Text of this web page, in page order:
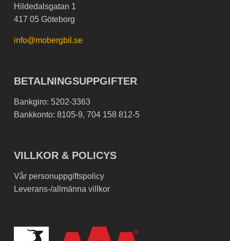
Hildedalsgatan 1
417 05 Göteborg
info@mobergbil.se
BETALNINGSUPPGIFTER
Bankgiro: 5202-3363
Bankkonto: 8105-9, 704 158 812-5
VILLKOR & POLICYS
Vår personuppgiftspolicy
Leverans-/allmänna villkor